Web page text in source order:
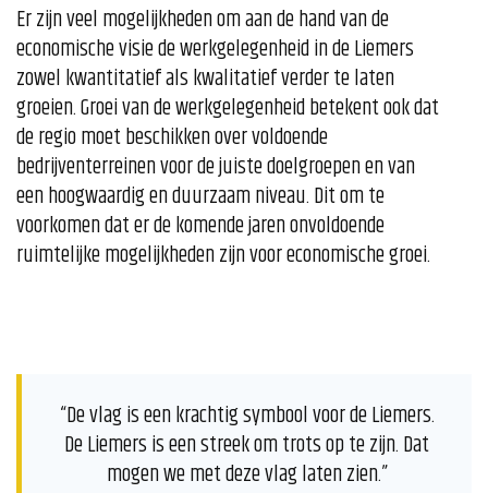
Er zijn veel mogelijkheden om aan de hand van de
economische visie de werkgelegenheid in de Liemers
zowel kwantitatief als kwalitatief verder te laten
groeien. Groei van de werkgelegenheid betekent ook dat
de regio moet beschikken over voldoende
bedrijventerreinen voor de juiste doelgroepen en van
een hoogwaardig en duurzaam niveau. Dit om te
voorkomen dat er de komende jaren onvoldoende
ruimtelijke mogelijkheden zijn voor economische groei.
“De vlag is een krachtig symbool voor de Liemers.
De Liemers is een streek om trots op te zijn. Dat
mogen we met deze vlag laten zien.”